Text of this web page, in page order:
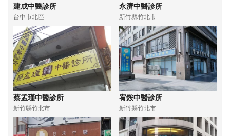
建成中醫診所
台中市北區
永濟中醫診所
新竹縣竹北市
蔡孟瑾中醫診所
新竹縣竹北市
宥銨中醫診所
新竹縣竹北市